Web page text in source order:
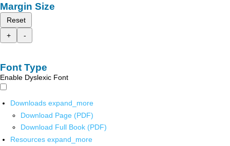
Margin Size
Reset
+
-
Font Type
Enable Dyslexic Font
Downloads expand_more
Download Page (PDF)
Download Full Book (PDF)
Resources expand_more